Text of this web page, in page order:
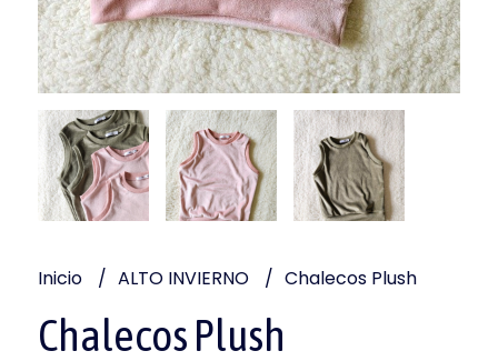
Inicio ALTO INVIERNO Chalecos Plush
Chalecos Plush